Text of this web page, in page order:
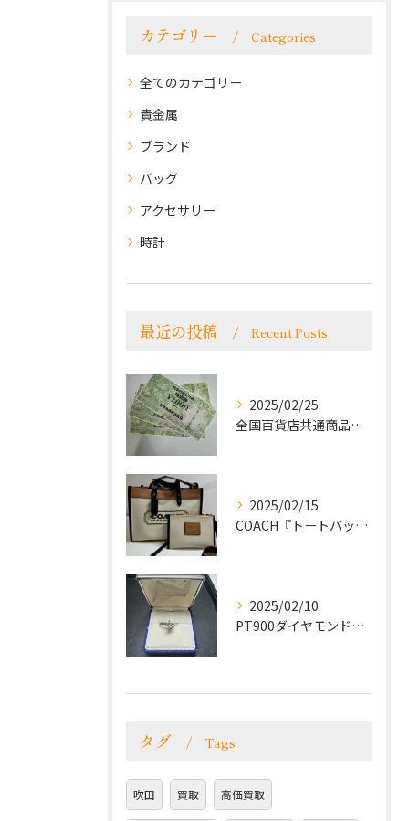
カテゴリー Categories
全てのカテゴリー
貴金属
ブランド
バッグ
アクセサリー
時計
最近の投稿 Recent Posts
2025/02/25
全国百貨店共通商品券をお買取致しました！
2025/02/15
COACH『トートバッグ』をお買取致しました！
2025/02/10
PT900ダイヤモンドリングをお買取致しました！
タグ Tags
吹田 買取 高価買取